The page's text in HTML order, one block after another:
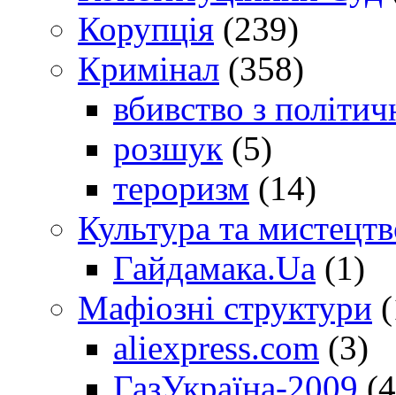
Корупція (239)
Кримінал (358)
вбивство з
розшук (5)
тероризм (14)
Культура та
Гайдамака.Ua (1)
Мафіозні структури
aliexpress.com (3)
ГазУкраїна-2009